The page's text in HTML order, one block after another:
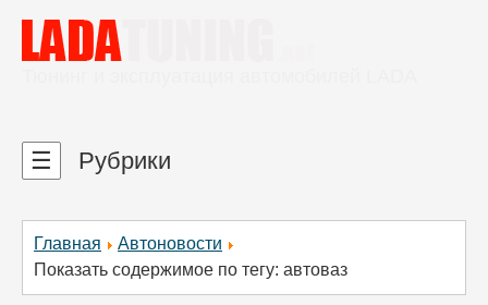
Главная
Автоновости
Показать содержимое по тегу: автоваз
☰ Рубрики